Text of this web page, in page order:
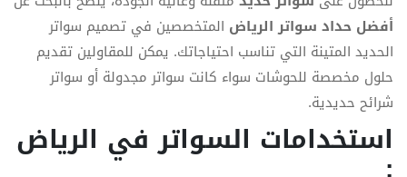
أفضل حداد سواتر الرياض المتخصصين في تصميم سواتر
الحديد المتينة التي تناسب احتياجاتك. يمكن للمقاولين تقديم
حلول مخصصة للحوشات سواء كانت سواتر مجدولة أو سواتر
شرائح حديدية.
استخدامات السواتر في الرياض